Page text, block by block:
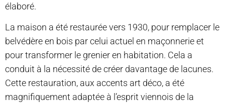
élaboré.
La maison a été restaurée vers 1930, pour remplacer le
belvédère en bois par celui actuel en maçonnerie et
pour transformer le grenier en habitation. Cela a
conduit à la nécessité de créer davantage de lacunes.
Cette restauration, aux accents art déco, a été
magnifiquement adaptée à l’esprit viennois de la